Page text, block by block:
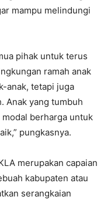
mampu melindungi
pihak untuk terus
ramah anak
anak, tetapi juga
Anak yang tumbuh
modal berharga untuk
pungkasnya.
merupakan capaian
kabupaten atau
serangkaian